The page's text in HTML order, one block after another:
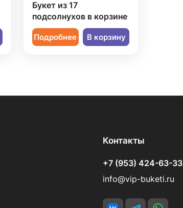
Букет из 17
подсолнухов в корзине
Подробнее В корзину
Контакты
+7 (953) 424-63-33
info@vip-buketi.ru